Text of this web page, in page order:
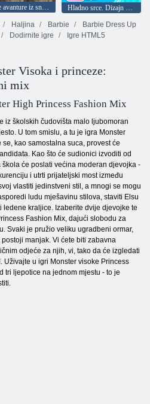
Barbie avanture iz snova
Hladno srce. Dizajn frizure
Haljina Barbie
Barbie Dress Up
Dodirnite igre
Igre HTML5
Visoka i princeze:
mix
High Princess Fashion Mix
iz školskih čudovišta malo ljubomoran
U tom smislu, a tu je igra Monster
kao samostalna suca, provest će
Kao što će sudionici izvoditi od
će poslati većina moderan djevojka -
i utrti prijateljski most između
vlastiti jedinstveni stil, a mnogi se mogu
ludu mješavinu stilova, staviti Elsu
kraljice. Izaberite dvije djevojke te
Fashion Mix, dajući slobodu za
Svaki je pružio veliku ugradbeni ormar,
manjak. Vi ćete biti zabavna
odjeće za njih, vi, tako da će izgledati
Uživajte u igri Monster visoke Princess
tri ljepotice na jednom mjestu - to je